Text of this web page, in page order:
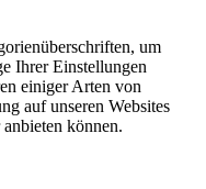
um
Ihrer Einstellungen
einiger Arten von
auf unseren Websites
können.